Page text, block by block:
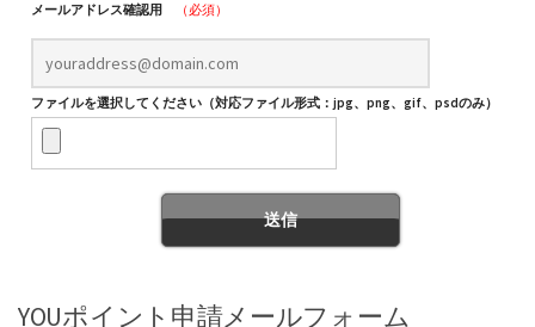
メールアドレス確認用
（必須）
ファイルを選択してください（対応ファイル形式：jpg、png、gif、psdのみ）
YOUポイント申請メールフォーム